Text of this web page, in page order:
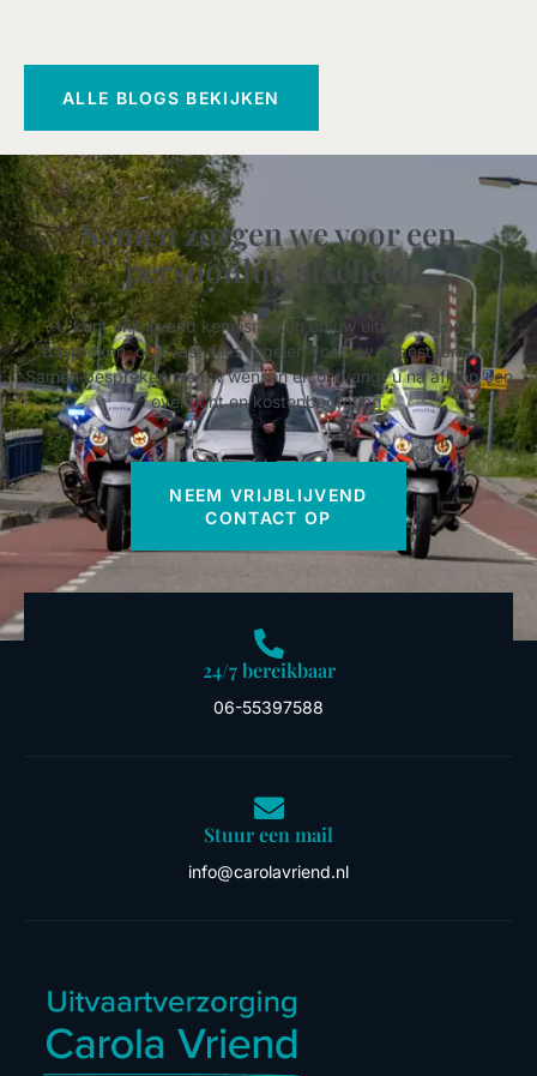
ALLE BLOGS BEKIJKEN
Samen zorgen we voor een
persoonlijk afscheid
U kunt vrijblijvend kennismaken en uw uitvaartwensen
bespreken, of alvast alles regelen voor uw nabestaanden.
Samen bespreken we uw wensen en ontvangt u na afloop een
overzicht en kostenbegroting.
NEEM VRIJBLIJVEND
CONTACT OP
24/7 bereikbaar
06-55397588
Stuur een mail
info@carolavriend.nl